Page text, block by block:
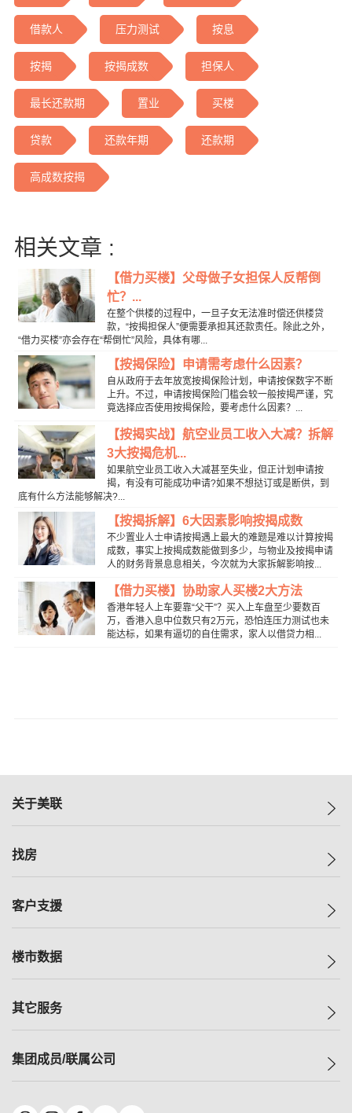
借款人 压力测试 按息
按揭 按揭成数 担保人
最长还款期 置业 买楼
贷款 还款年期 还款期
高成数按揭
相关文章 :
【借力买楼】父母做子女担保人反帮倒
忙？...
在整个供楼的过程中，一旦子女无法准时偿还供楼贷
款，“按揭担保人”便需要承担其还款责任。除此之外，
“借力买楼”亦会存在“帮倒忙”风险，具体有哪...
【按揭保险】申请需考虑什么因素？
自从政府于去年放宽按揭保险计划，申请按保数字不断
上升。不过，申请按揭保险门槛会较一般按揭严谨，究
竟选择应否使用按揭保险，要考虑什么因素？...
【按揭实战】航空业员工收入大减？拆解
3大按揭危机...
如果航空业员工收入大减甚至失业，但正计划申请按
揭，有没有可能成功申请?如果不想挞订或是断供，到
底有什么方法能够解决?...
【按揭拆解】6大因素影响按揭成数
不少置业人士申请按揭遇上最大的难题是难以计算按揭
成数，事实上按揭成数能做到多少，与物业及按揭申请
人的财务背景息息相关，今次就为大家拆解影响按...
【借力买楼】协助家人买楼2大方法
香港年轻人上车要靠“父干”？买入上车盘至少要数百
万，香港入息中位数只有2万元，恐怕连压力测试也未
能达标，如果有逼切的自住需求，家人以借贷力相...
关于美联
美联集团
人才招募
找房
一手新房
减价
美联豪宅
独家楼盘
租房
客户支援
自助放盘
查询热线
按揭计算机
负担能力计算机
转按计算机
楼市数据
指数
历史成交
其它服务
小区专页
集团成员/联属公司
美联物业